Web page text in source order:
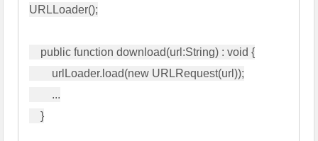
URLLoader();
    }